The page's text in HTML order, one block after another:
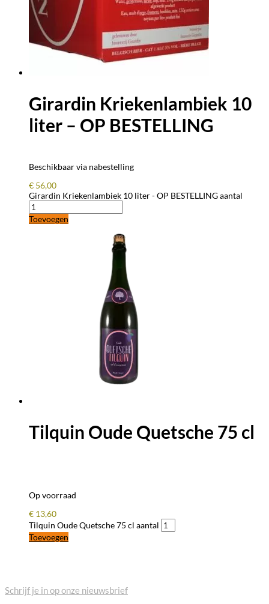
Girardin Kriekenlambiek 10
liter – OP BESTELLING
Beschikbaar via nabestelling
€ 56,00
Girardin Kriekenlambiek 10 liter - OP BESTELLING aantal
Toevoegen
Tilquin Oude Quetsche 75 cl
Op voorraad
€ 13,60
Tilquin Oude Quetsche 75 cl aantal
Toevoegen
Schrijf je in op onze nieuwsbrief